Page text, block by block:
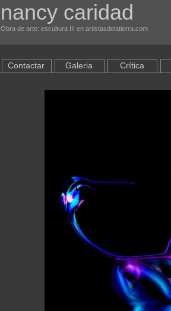
nancy caridad
Obra de arte: escultura III en artistasdelatierra.com
Contactar Galeria Crítica